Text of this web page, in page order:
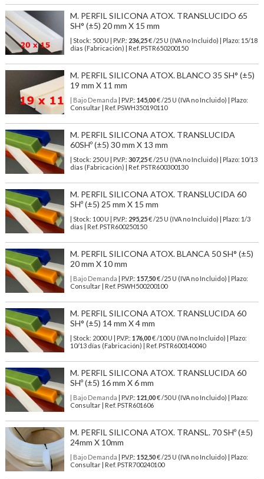
M. PERFIL SILICONA ATOX. TRANSLUCIDO 65
SH° (±5) 20 mm X 15 mm
| Stock: 500 U | P.V.P.: 236,25€/25 U (IVA no Incluido)
| Plazo: 15/18
días (Fabricación) | Ref. PSTR650200150
M. PERFIL SILICONA ATOX. BLANCO 35 SH° (±5)
19 mm X 11 mm
| Bajo Demanda | P.V.P.: 145,00€ /25 U (IVA no Incluido) | Plazo:
Consultar | Ref. PSWH350190110
M. PERFIL SILICONA ATOX. TRANSLUCIDA
60SHº (±5) 30 mm X 13 mm
| Stock: 250 U | P.V.P.: 307,25€/25 U (IVA no Incluido)
| Plazo: 10/13
días (Fabricación) | Ref. PSTR600300130
M. PERFIL SILICONA ATOX. TRANSLUCIDA 60
SHº (±5) 25 mm X 15 mm
| Stock: 100 U | P.V.P.: 295,25€/25 U (IVA no Incluido)
| Plazo: 1/3
días | Ref. PSTR600250150
M. PERFIL SILICONA ATOX. BLANCA 50 SH° (±5)
20 mm X 10 mm
| Bajo Demanda | P.V.P.: 157,50€ /25 U (IVA no Incluido) | Plazo:
Consultar | Ref. PSWH500200100
M. PERFIL SILICONA ATOX. TRANSLUCIDA 60
SH° (±5) 14 mm X 4 mm
| Stock: 2000 U | P.V.P.: 176,00€/100 U (IVA no Incluido)
| Plazo:
10/13 días (Fabricación) | Ref. PSTR600140040
M. PERFIL SILICONA ATOX. TRANSLUCIDA 60
SHº (±5) 16 mm X 6 mm
| Bajo Demanda | P.V.P.: 121,00€ /50 U (IVA no Incluido) | Plazo:
Consultar | Ref. PSTR601606
M. PERFIL SILICONA ATOX. TRANSL. 70 SHº (±5)
24mm X 10mm
| Bajo Demanda | P.V.P.: 152,50€ /25 U (IVA no Incluido) | Plazo:
Consultar | Ref. PSTR700240100